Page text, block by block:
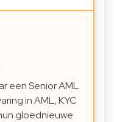
een Senior AML
in AML, KYC
gloednieuwe